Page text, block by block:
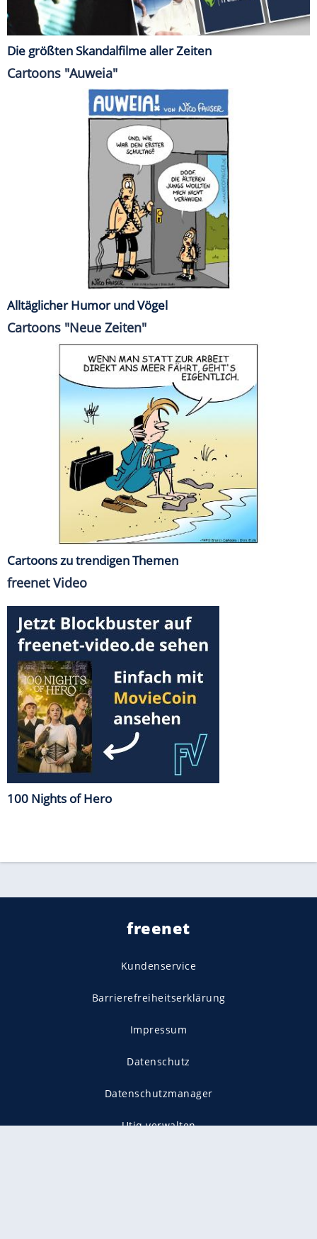
Die größten Skandalfilme aller Zeiten
Cartoons "Auweia"
Alltäglicher Humor und Vögel
Cartoons "Neue Zeiten"
Cartoons zu trendigen Themen
freenet Video
100 Nights of Hero
freenet
Kundenservice
Barrierefreiheitserklärung
Impressum
Datenschutz
Datenschutzmanager
Utiq verwalten